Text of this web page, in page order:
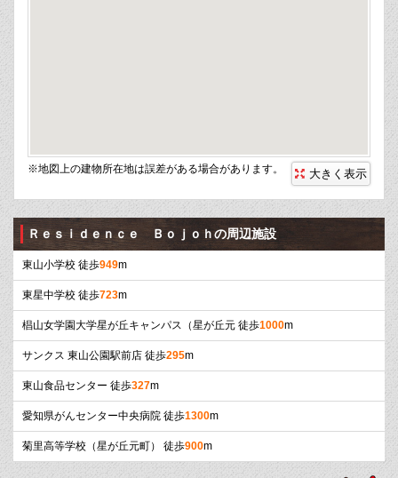
※地図上の建物所在地は誤差がある場合があります。 大きく表示
Ｒｅｓｉｄｅｎｃｅ Ｂｏｊｏｈの周辺施設
東山小学校 徒歩949m
東星中学校 徒歩723m
椙山女学園大学星が丘キャンパス（星が丘元 徒歩1000m
サンクス 東山公園駅前店 徒歩295m
東山食品センター 徒歩327m
愛知県がんセンター中央病院 徒歩1300m
菊里高等学校（星が丘元町） 徒歩900m